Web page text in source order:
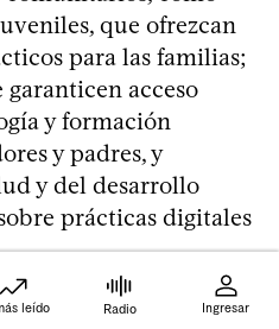
que ofrezcan
para las familias;
acceso
y formación
y padres, y
y del desarrollo
prácticas digitales
parental desde lo
leído Radio Ingresar